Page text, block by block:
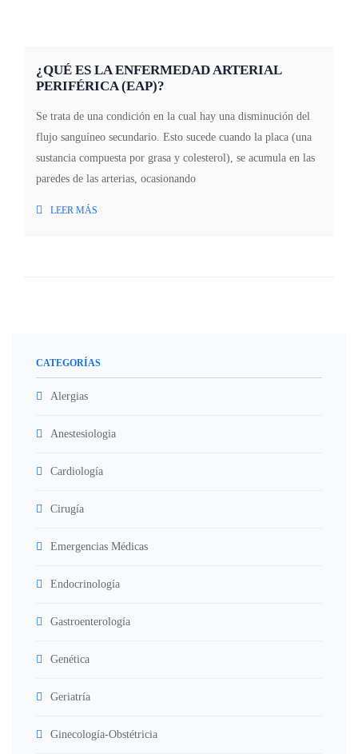
¿QUÉ ES LA ENFERMEDAD ARTERIAL
PERIFÉRICA (EAP)?
Se trata de una condición en la cual hay una disminución del
flujo sanguíneo secundario. Esto sucede cuando la placa (una
sustancia compuesta por grasa y colesterol), se acumula en las
paredes de las arterias, ocasionando
LEER MÁS
CATEGORÍAS
Alergias
Anestesiologia
Cardiología
Cirugía
Emergencias Médicas
Endocrinología
Gastroenterología
Genética
Geriatría
Ginecología-Obstétricia